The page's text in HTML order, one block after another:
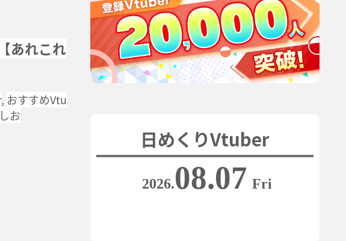
あれこれ
, おすすめVtu
お
日めくりVtuber
2026.08.07 Fri